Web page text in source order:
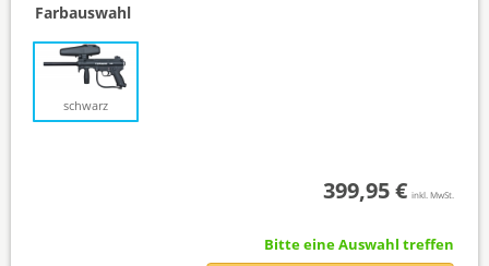
Farbauswahl
schwarz
399,95 € inkl. MwSt.
Bitte eine Auswahl treffen